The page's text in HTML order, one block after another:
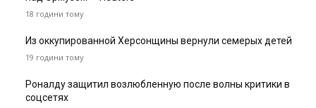
18 години тому
Из оккупированной Херсонщины вернули семерых детей
19 години тому
Роналду защитил возлюбленную после волны критики в
соцсетях